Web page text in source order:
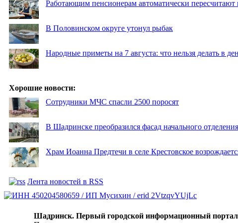
Работающим пенсионерам автоматически
В Половинском округе утонул рыбак
Народные приметы на 7 августа: что нельзя делать в
Хорошие новости:
Сотрудники МЧС спасли 2500 поросят
В Шадринске преобразился фасад начального
Храм Иоанна Предтечи в селе Крестовское
Лента новостей в RSS
Шадринск. Первый городской информационный